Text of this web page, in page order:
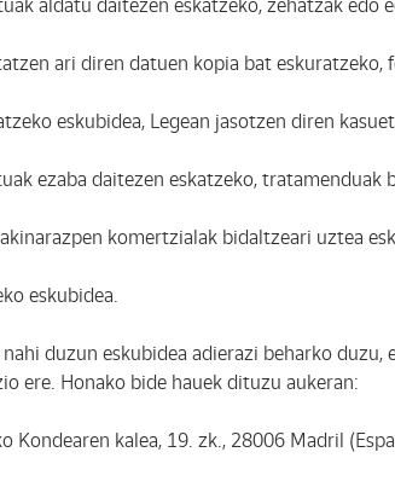
aldatu daitezen eskatzeko, zehatzak edo
ari diren datuen kopia bat eskuratzeko,
eskubidea, Legean jasotzen diren
ezaba daitezen eskatzeko, tratamenduak
komertzialak bidaltzeari uztea
eskubidea.
duzun eskubidea adierazi beharko
ere. Honako bide hauek dituzu aukeran:
kalea, 19. zk., 28006 Madril